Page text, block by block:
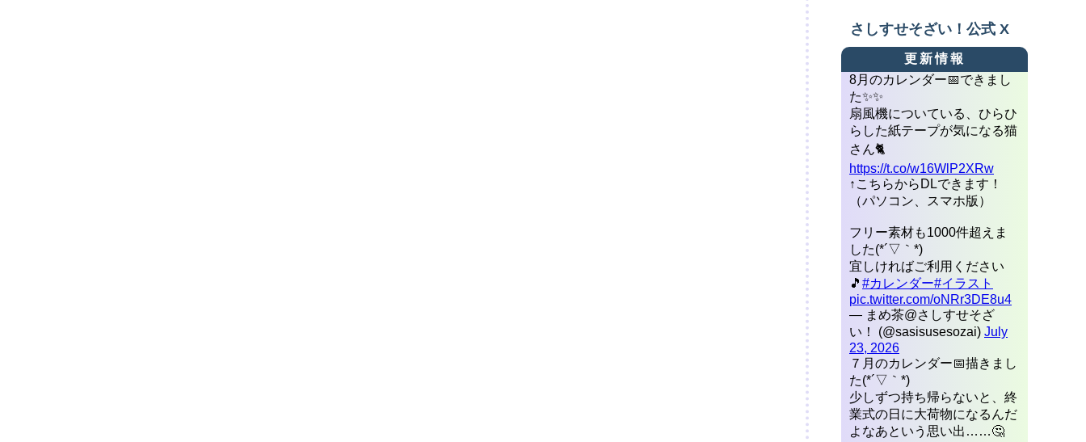
さしすせそざい！公式 X
更新情報
8月のカレンダー📅できまし
た✨✨
扇風機についている、ひらひ
らした紙テープが気になる猫
さん🐈
https://t.co/w16WlP2XRw
↑こちらからDLできます！
（パソコン、スマホ版）
フリー素材も1000件超えま
した(*´▽｀*)
宜しければご利用ください
🎵 #カレンダー#イラスト
pic.twitter.com/oNRr3DE8u4
— まめ茶@さしすせそざ
い！ (@sasisusesozai) July
23, 2026
７月のカレンダー📅描きまし
た(*´▽｀*)
少しずつ持ち帰らないと、終
業式の日に大荷物になるんだ
よなあという思い出……🤔